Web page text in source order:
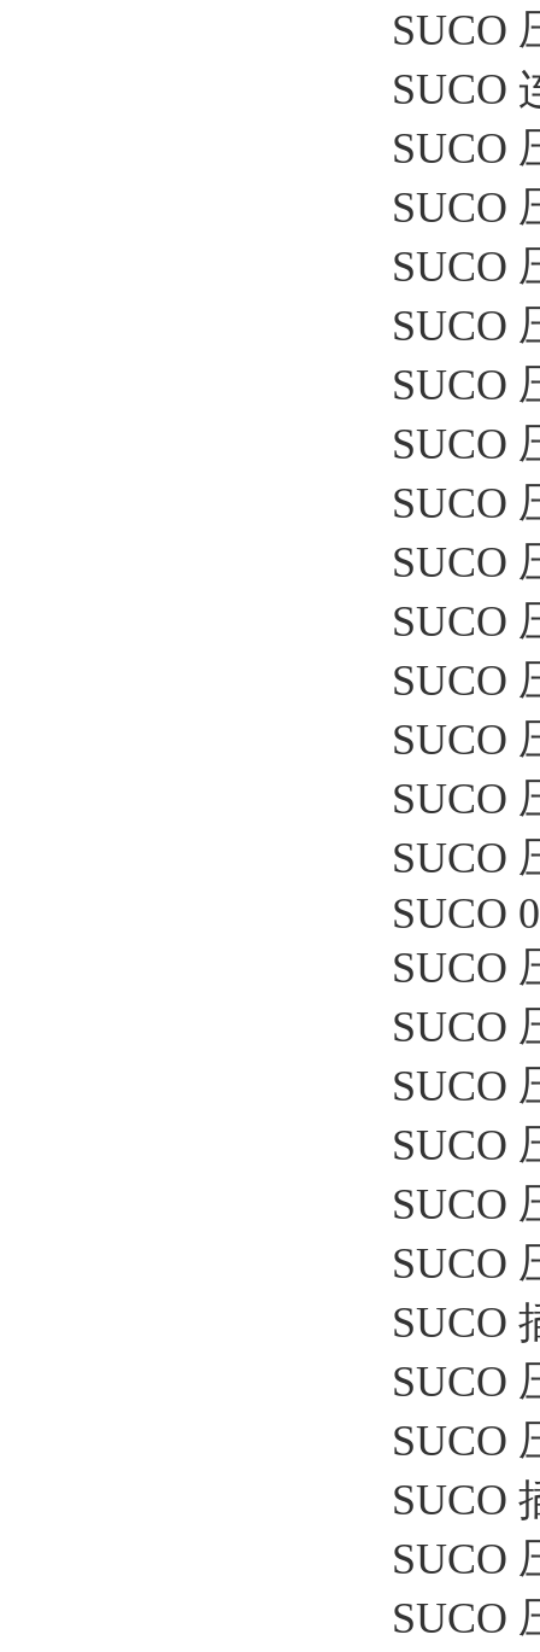
SUCO
SUCO
SUCO
SUCO
SUCO
SUCO
SUCO
SUCO
SUCO
SUCO
SUCO
SUCO
SUCO
SUCO
SUCO
SUCO
SUCO
SUCO
SUCO
SUCO
SUCO
SUCO
SUCO
SUCO
SUCO
SUCO
SUCO
SUCO